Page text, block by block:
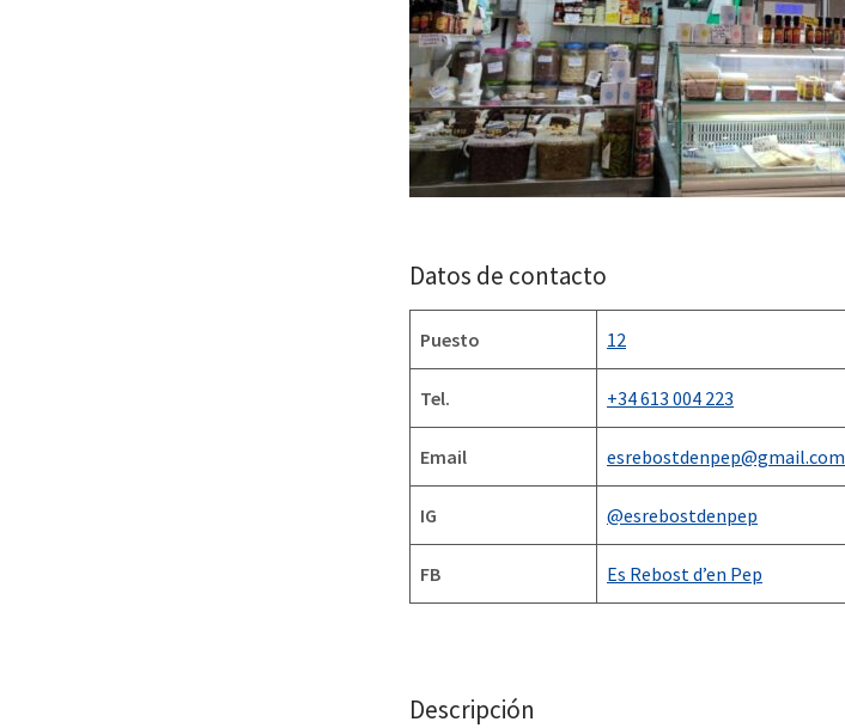
Datos de contacto
Puesto 12
Tel. +34 613 004 223
Email esrebostdenpep@gmail.com
IG @esrebostdenpep
FB Es Rebost d’en Pep
Descripción